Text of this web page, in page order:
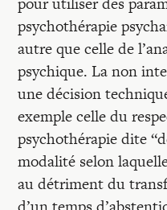
psychothérapie
autre que celle de
psychique. La non
une décision
exemple celle du
psychothérapie dite
modalité selon
au détriment du